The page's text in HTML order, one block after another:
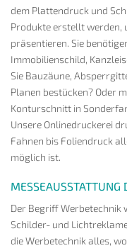
dem Plattendruck und
Produkte erstellt werden,
präsentieren. Sie
Immobilienschild,
Sie Bauzäune,
Planen bestücken? Oder
Konturschnitt in
Unsere Onlinedruckerei
Fahnen bis Foliendruck
möglich ist.
MESSEAUSSTATTUNG
Der Begriff Werbetechnik
Schilder- und
die Werbetechnik alles,